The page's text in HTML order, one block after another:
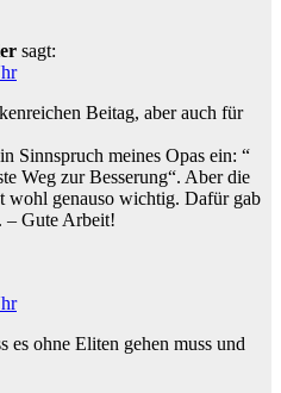
sagt:
Beitag, aber auch für
Sinnspruch meines Opas ein: “
Weg zur Besserung“. Aber die
wohl genauso wichtig. Dafür gab
– Gute Arbeit!
es ohne Eliten gehen muss und